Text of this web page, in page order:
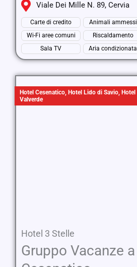
Viale Dei Mille N. 89, Cervia
Carte di credito Animali ammessi
Wi-Fi aree comuni
Riscaldamento
Sala TV
Aria condizionata
Hotel Cesenatico, Hotel Lido di Savio, Hotel
Valverde
Hotel 3 Stelle
Gruppo Vacanze a